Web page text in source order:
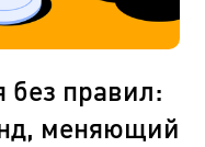
без правил:
меняющий